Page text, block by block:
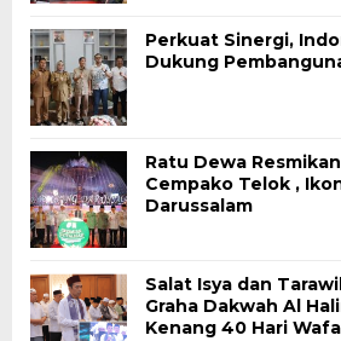
Perkuat Sinergi,
Dukung
Ratu Dewa
Cempako Telok ,
Darussalam
Salat Isya dan
Graha Dakwah Al
Kenang 40 Hari